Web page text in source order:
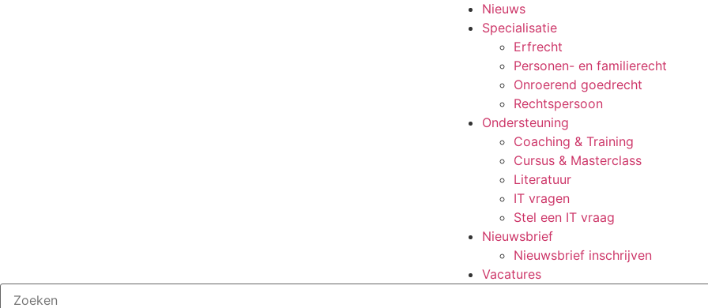
Nieuws
Specialisatie
Erfrecht
Personen- en familierecht
Onroerend goedrecht
Rechtspersoon
Ondersteuning
Coaching & Training
Cursus & Masterclass
Literatuur
IT vragen
Stel een IT vraag
Nieuwsbrief
Nieuwsbrief inschrijven
Vacatures